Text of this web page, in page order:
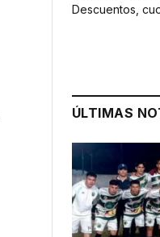
Descuentos,
ÚLTIMAS